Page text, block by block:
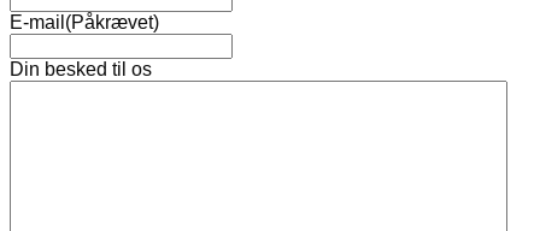
E-mail (Påkrævet)
Din besked til os